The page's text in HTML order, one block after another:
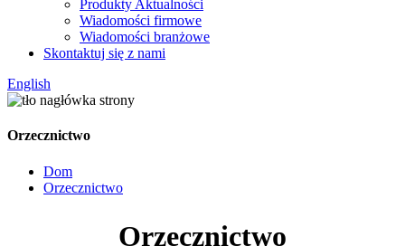
Produkty Aktualności
Wiadomości firmowe
Wiadomości branżowe
Skontaktuj się z nami
English
Orzecznictwo
Dom
Orzecznictwo
Orzecznictwo